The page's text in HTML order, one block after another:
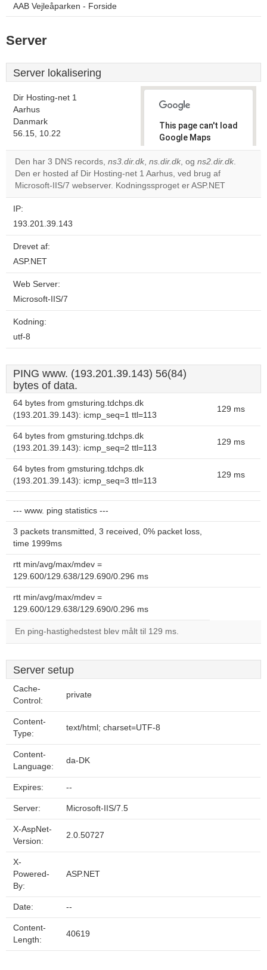
AAB Vejleåparken - Forside
Server
Server lokalisering
Dir Hosting-net 1
Aarhus
Danmark
56.15, 10.22
This page can't load
Google Maps
correctly.
Do you
own this
Den har 3 DNS records, ns3.dir.dk, ns.dir.dk, og ns2.dir.dk.
Den er hosted af Dir Hosting-net 1 Aarhus, ved brug af
Microsoft-IIS/7 webserver. Kodningssproget er ASP.NET
IP:
193.201.39.143
Drevet af:
ASP.NET
Web Server:
Microsoft-IIS/7
Kodning:
utf-8
PING www. (193.201.39.143) 56(84)
bytes of data.
64 bytes from gmsturing.tdchps.dk
(193.201.39.143): icmp_seq=1 ttl=113
129 ms
64 bytes from gmsturing.tdchps.dk
(193.201.39.143): icmp_seq=2 ttl=113
129 ms
64 bytes from gmsturing.tdchps.dk
(193.201.39.143): icmp_seq=3 ttl=113
129 ms
--- www. ping statistics ---
3 packets transmitted, 3 received, 0% packet loss,
time 1999ms
rtt min/avg/max/mdev =
129.600/129.638/129.690/0.296 ms
rtt min/avg/max/mdev =
129.600/129.638/129.690/0.296 ms
En ping-hastighedstest blev målt til 129 ms.
Server setup
Cache-
Control:
private
Content-
Type:
text/html; charset=UTF-8
Content-
Language:
da-DK
Expires: --
Server: Microsoft-IIS/7.5
X-AspNet-
Version:
2.0.50727
X-
Powered-
By:
ASP.NET
Date: --
Content-
Length:
40619